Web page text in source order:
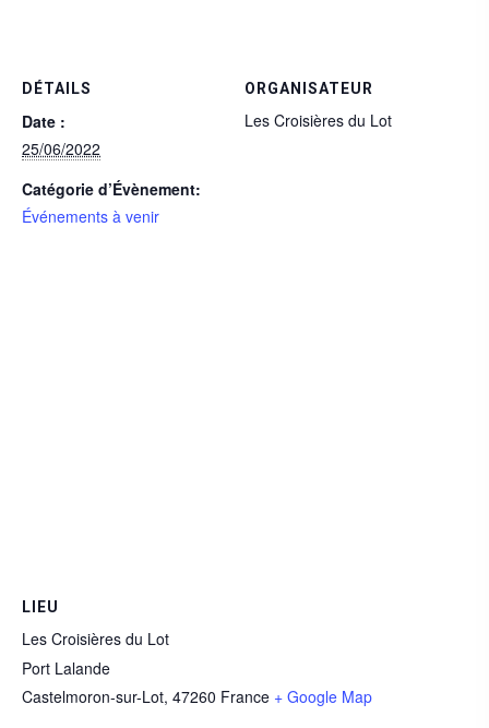
DÉTAILS
Date :
25/06/2022
Catégorie d’Évènement:
Événements à venir
ORGANISATEUR
Les Croisières du Lot
LIEU
Les Croisières du Lot
Port Lalande
Castelmoron-sur-Lot, 47260 France + Google Map